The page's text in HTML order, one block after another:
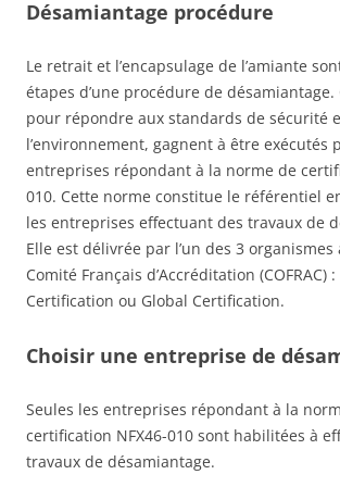
Désamiantage procédure
Le retrait et l’encapsulage de l’amiante
étapes d’une procédure de désamiantage.
pour répondre aux standards de sécurité
l’environnement, gagnent à être exécutés
entreprises répondant à la norme de
010. Cette norme constitue le référentiel
les entreprises effectuant des travaux de
Elle est délivrée par l’un des 3
Comité Français d’Accréditation
Certification ou Global Certification.
Choisir une entreprise de
Seules les entreprises répondant à la
certification NFX46-010 sont habilitées à
travaux de désamiantage.